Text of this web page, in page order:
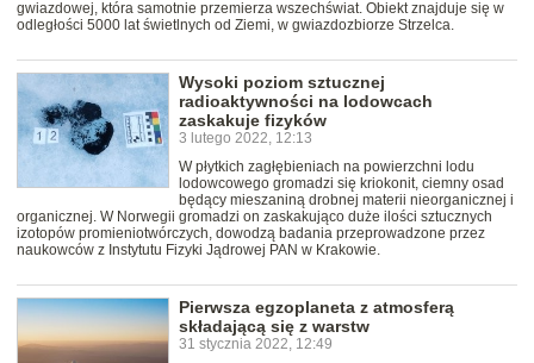
gwiazdowej, która samotnie przemierza wszechświat. Obiekt znajduje się w
odległości 5000 lat świetlnych od Ziemi, w gwiazdozbiorze Strzelca.
Wysoki poziom sztucznej
radioaktywności na lodowcach
zaskakuje fizyków
3 lutego 2022, 12:13
W płytkich zagłębieniach na powierzchni lodu
lodowcowego gromadzi się kriokonit, ciemny osad
będący mieszaniną drobnej materii nieorganicznej i
organicznej. W Norwegii gromadzi on zaskakująco duże ilości sztucznych
izotopów promieniotwórczych, dowodzą badania przeprowadzone przez
naukowców z Instytutu Fizyki Jądrowej PAN w Krakowie.
Pierwsza egzoplaneta z atmosferą
składającą się z warstw
31 stycznia 2022, 12:49